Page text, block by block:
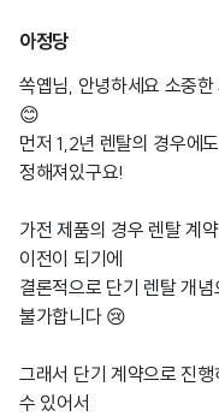
아정당
쏙옙님, 안녕하세요 소중
😊
먼저 1,2년 렌탈의 경우에
정해져있구요!
가전 제품의 경우 렌탈 계
이전이 되기에
결론적으로 단기 렌탈 개
불가합니다 😢
그래서 단기 계약으로 진
수 있어서